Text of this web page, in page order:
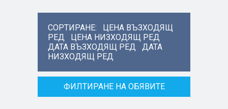
СОРТИРАНЕ: ЦЕНА ВЪЗХОДЯЩ
РЕД
ЦЕНА НИЗХОДЯЩ РЕД
ДАТА ВЪЗХОДЯЩ РЕД
ДАТА
НИЗХОДЯЩ РЕД
ФИЛТИРАНЕ НА ОБЯВИТЕ